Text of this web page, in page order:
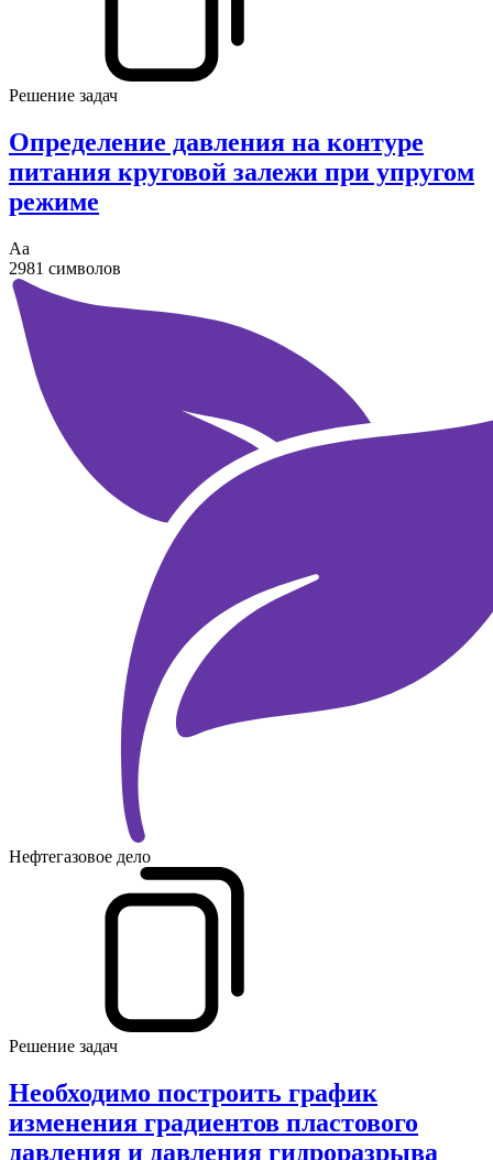
Решение задач
Определение давления на контуре
питания круговой залежи при упругом
режиме
Аа
2981 символов
Нефтегазовое дело
Решение задач
Необходимо построить график
изменения градиентов пластового
давления и давления гидроразрыва